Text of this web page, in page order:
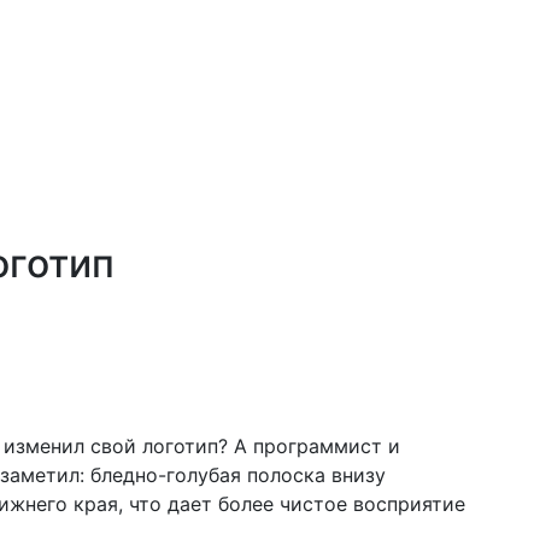
свой логотип? А программист и
бледно-голубая полоска внизу
края, что дает более чистое восприятие